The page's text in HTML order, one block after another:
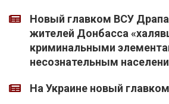
Новый главком ВСУ
жителей Донбасса
криминальными
несознательным
На Украине новый